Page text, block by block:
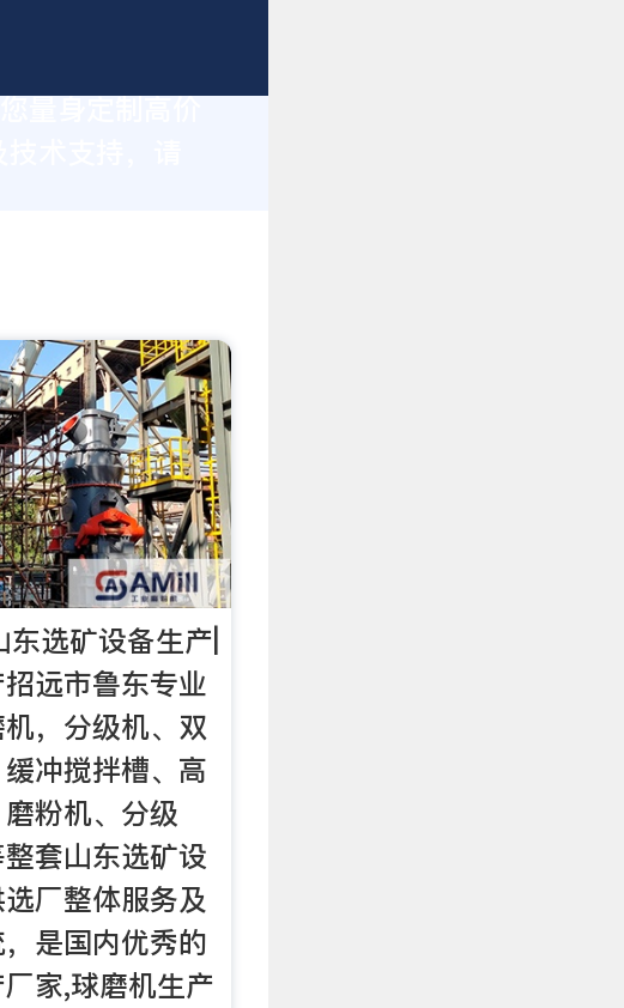
术支持，请
选矿设备生产|
远市鲁东专业
，分级机、双
冲搅拌槽、高
粉机、分级
套山东选矿设
厂整体服务及
是国内优秀的
家,球磨机生产